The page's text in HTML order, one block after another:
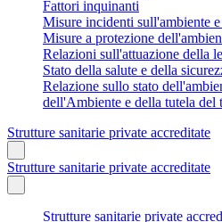
Fattori inquinanti
Misure incidenti sull'ambiente
Misure a protezione
Relazioni sull'attuazione della
Stato della salute e della
Relazione sullo stato
dell'Ambiente e della tutela del
Strutture sanitarie private accreditate
Strutture sanitarie private accreditate
Strutture sanitarie private